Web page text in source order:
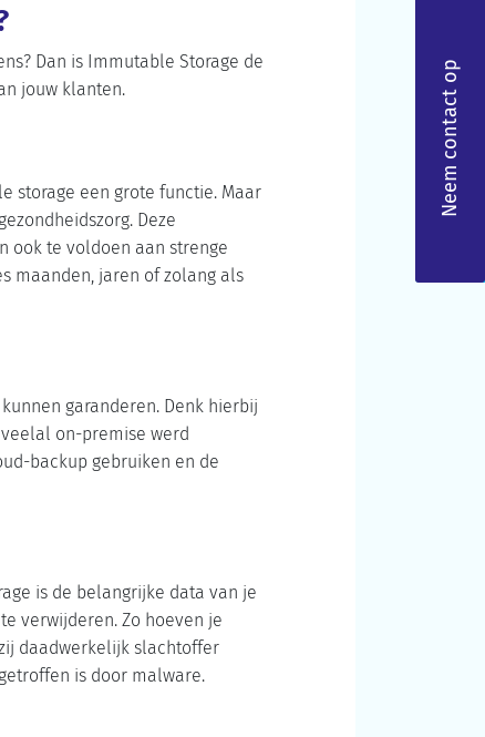
Neem contact op
Dan is Immutable Storage de
jouw klanten.
storage een grote functie. Maar
Deze
ook te voldoen aan strenge
maanden, jaren of zolang als
garanderen. Denk hierbij
on-premise werd
backup gebruiken en de
is de belangrijke data van je
verwijderen. Zo hoeven je
daadwerkelijk slachtoffer
is door malware.